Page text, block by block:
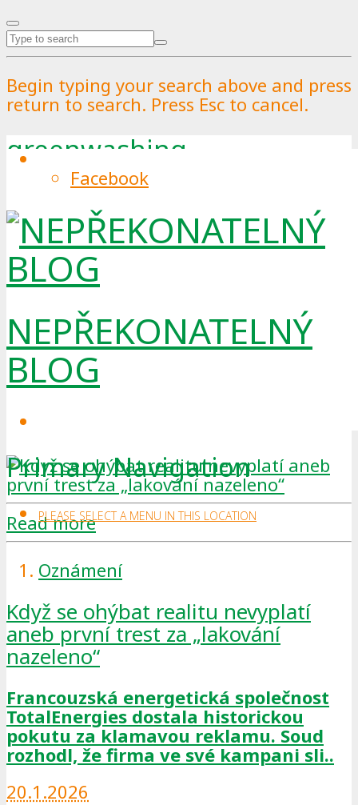
Begin typing your search above and press
return to search. Press Esc to cancel.
Facebook
NEPŘEKONATELNÝ
BLOG
Primary Navigation
PLEASE SELECT A MENU IN THIS LOCATION
greenwashing
Read more
Oznámení
Když se ohýbat realitu nevyplatí
aneb první trest za „lakování
nazeleno“
Francouzská energetická společnost
TotalEnergies dostala historickou
pokutu za klamavou reklamu. Soud
rozhodl, že firma ve své kampani sli..
20.1.2026